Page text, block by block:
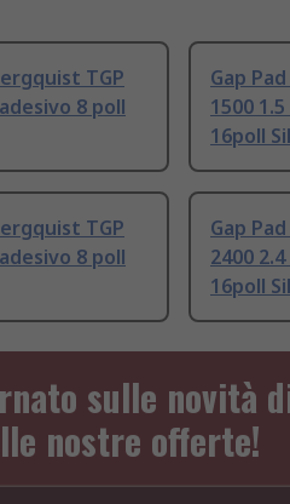
TGP
8 poll
Gap
1500
16poll
TGP
8 poll
Gap
2400
16poll
sulle novità
nostre offerte!